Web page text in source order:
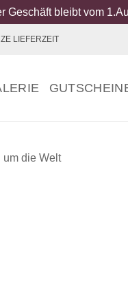
Geschäft bleibt vom
LIEFERZEIT